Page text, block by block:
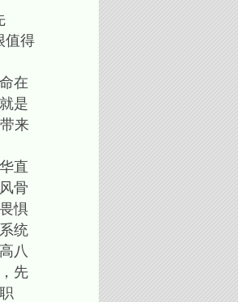
值得
在
是
来
直
骨
惧
统
八
先